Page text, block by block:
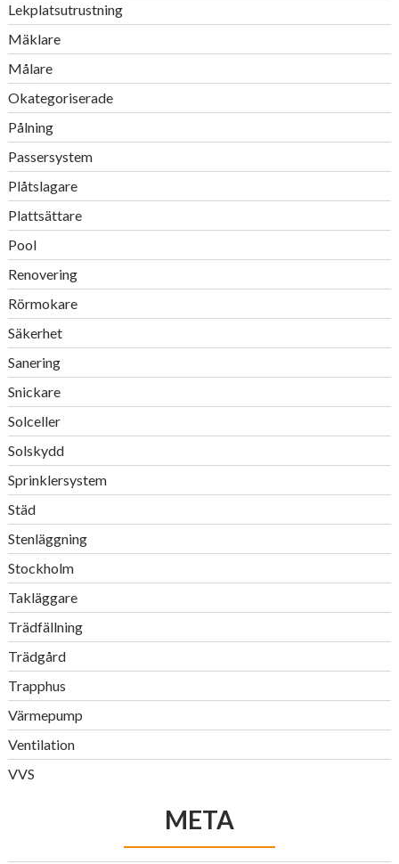
Lekplatsutrustning
Mäklare
Målare
Okategoriserade
Pålning
Passersystem
Plåtslagare
Plattsättare
Pool
Renovering
Rörmokare
Säkerhet
Sanering
Snickare
Solceller
Solskydd
Sprinklersystem
Städ
Stenläggning
Stockholm
Takläggare
Trädfällning
Trädgård
Trapphus
Värmepump
Ventilation
VVS
META